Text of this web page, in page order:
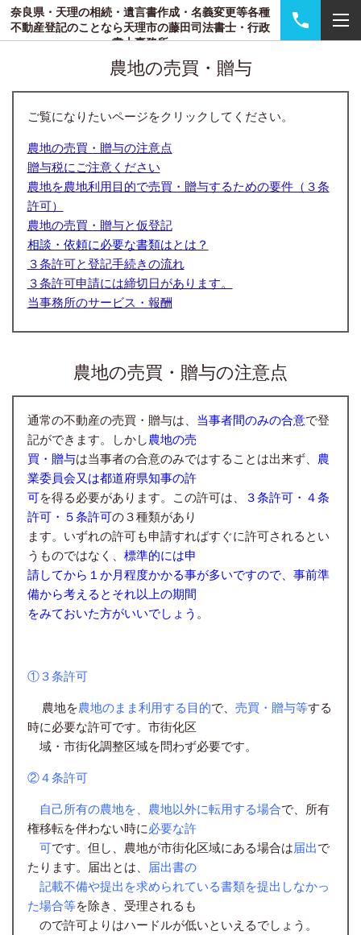
奈良県・天理の相続・遺言書作成・名義変更等各種
不動産登記のことなら天理市の藤田司法書士・行政
書士事務所
農地の売買・贈与
ご覧になりたいページをクリックしてください。
農地の売買・贈与の注意点
贈与税にご注意ください
農地を農地利用目的で売買・贈与するための要件（３条
許可）
農地の売買・贈与と仮登記
相談・依頼に必要な書類はとは？
３条許可と登記手続きの流れ
３条許可申請には締切日があります。
当事務所のサービス・報酬
農地の売買・贈与の注意点
通常の不動産の売買・贈与は、 当事者間のみの合意で登
記ができます。しかし農地の売
買・贈与は当事者の合意のみではすることは出来ず、 農
業委員会又は都道府県知事の許
可を得る必要があります。この許可は、
３条許可・４条
許可・５条許可の３種類があり
ます。いずれの許可も申請すればすぐに許可されるとい
うものではなく、 標準的には申
請してから １か月程度かかる事が多いですので、事前準
備から考えるとそれ以上の期間
をみておいた方がいいでしょう 。
①３条許可
農地を農地のまま利用する目的で、 売買・贈与等する
時に必要な許可です。市街化区
域・市街化調整区域を問わず必要です。
②４条許可
自己所有の農地を、農地以外に転用する場合で、所有
権移転を伴わない時に必要な許
可です。但し、農地が市街化区域にある場合は届出で
たります。届出とは、
届出書の
記載不備や提出を求められている書類を提出しなかっ
た場合等を除き、受理されるも
ので許可よりはハードルが低いといえるでしょう。